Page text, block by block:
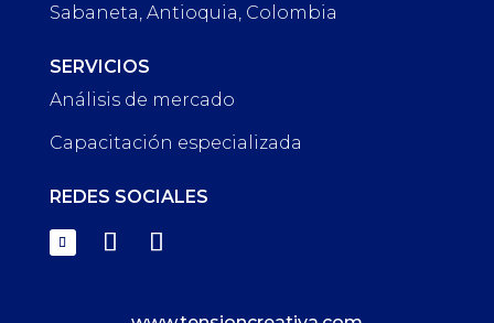
Sabaneta, Antioquia, Colombia
SERVICIOS
Análisis de mercado
Capacitación especializada
REDES SOCIALES